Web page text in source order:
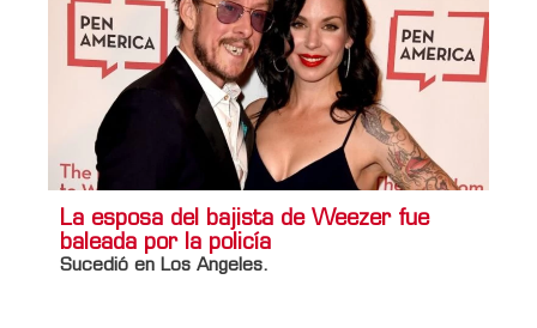
La esposa del bajista de Weezer fue
baleada por la policía
Sucedió en Los Ángeles.